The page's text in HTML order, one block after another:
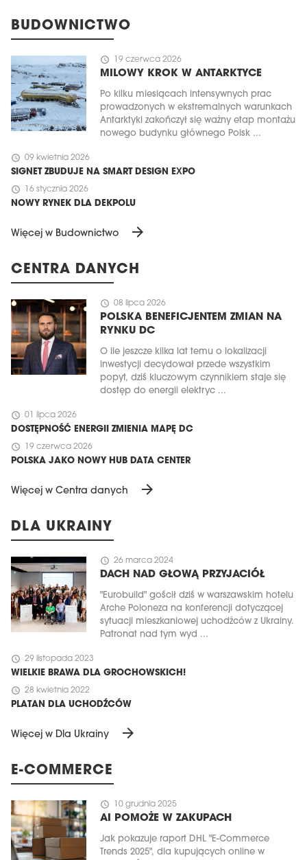
BUDOWNICTWO
schedule 19 czerwca 2026
MILOWY KROK W ANTARKTYCE
Po kilku miesiącach intensywnych prac
prowadzonych w ekstremalnych warunkach
Antarktyki zakończył się ważny etap montażu
nowego budynku głównego Polsk ...
schedule 09 kwietnia 2026
SIGNET ZBUDUJE NA SMART DESIGN EXPO
schedule 16 stycznia 2026
NOWY RYNEK DLA DEKPOLU
Więcej w Budownictwo arrow_forward
CENTRA DANYCH
schedule 08 lipca 2026
POLSKA BENEFICJENTEM ZMIAN NA
RYNKU DC
O ile jeszcze kilka lat temu o lokalizacji
inwestycji decydował przede wszystkim
popyt, dziś kluczowym czynnikiem staje się
dostęp do energii elektryc ...
schedule 01 lipca 2026
DOSTĘPNOŚĆ ENERGII ZMIENIA MAPĘ DC
schedule 19 czerwca 2026
POLSKA JAKO NOWY HUB DATA CENTER
Więcej w Centra danych arrow_forward
DLA UKRAINY
schedule 26 marca 2024
DACH NAD GŁOWĄ PRZYJACIÓŁ
"Eurobuild" gościł dziś w warszawskim hotelu
Arche Poloneza na konferencji dotyczącej
sytuacji mieszkaniowej uchodźców z Ukrainy.
Patronat nad tym wyd ...
schedule 29 listopada 2023
WIELKIE BRAWA DLA GROCHOWSKICH!
schedule 28 kwietnia 2022
PLATAN DLA UCHODŹCÓW
Więcej w Dla Ukrainy arrow_forward
E-COMMERCE
schedule 10 grudnia 2025
AI POMOŻE W ZAKUPACH
Jak pokazuje raport DHL "E-Commerce
Trends 2025", dla kupujących online w